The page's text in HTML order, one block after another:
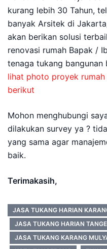
kurang lebih 30 Tahun,
banyak Arsitek di
akan berikan solusi
renovasi rumah Bapak /
tenaga tukang bangunan
lihat photo proyek
berikut
Mohon menghubungi
dilakukan survey ya ?
yang sama agar
baik.
Terimakasih,
JASA TUKANG HARIAN
JASA TUKANG HARIAN
JASA TUKANG KARANG